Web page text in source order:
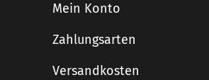
Mein Konto
Zahlungsarten
Versandkosten